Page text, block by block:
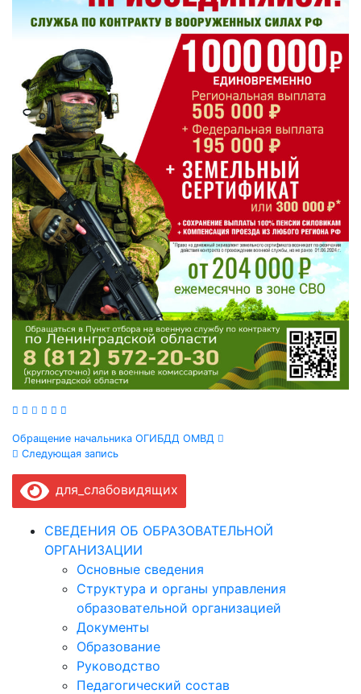
Навигация
по
записям
Обращение начальника ОГИБДД ОМВД
Следующая запись
для_слабовидящих
СВЕДЕНИЯ ОБ ОБРАЗОВАТЕЛЬНОЙ
ОРГАНИЗАЦИИ
Основные сведения
Структура и органы управления
образовательной организацией
Документы
Образование
Руководство
Педагогический состав